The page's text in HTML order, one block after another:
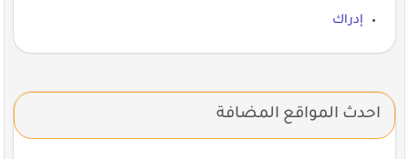
إدراك
احدث المواقع المضافة